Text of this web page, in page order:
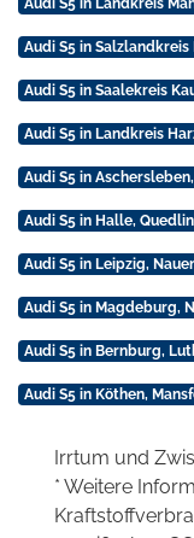
Audi S5 in Landkreis
Audi S5 in
Audi S5 in Saalekreis
Audi S5 in Landkreis
Audi S5 in
Audi S5 in Halle,
Audi S5 in Leipzig,
Audi S5 in Magdeburg,
Audi S5 in Bernburg,
Audi S5 in Köthen,
Irrtum und
* Weitere